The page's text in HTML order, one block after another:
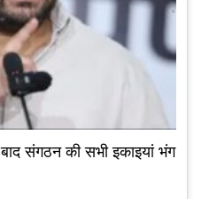
संगठन की सभी इकाइयां भंग